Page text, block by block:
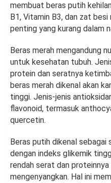
membuat beras putih
B1, Vitamin B3, dan zat
penting yang kurang dalam
Beras merah mengandung
untuk kesehatan tubuh.
protein dan seratnya
beras merah dikenal akan
tinggi. Jenis-jenis
flavonoid, termasuk
quercetin.
Beras putih dikenal sebagai
dengan indeks glikemik
rendah serat dan proteinnya
mengenyangkan. Hal ini